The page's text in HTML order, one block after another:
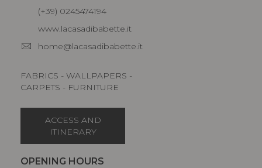
(+39) 0245474194
www.lacasadibabette.it
home@lacasadibabette.it
FABRICS - WALLPAPERS -
CARPETS - FURNITURE
ACCESS AND
ITINERARY
OPENING HOURS